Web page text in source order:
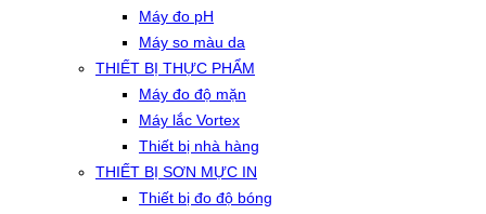
Máy đo pH
Máy so màu da
THIẾT BỊ THỰC PHẨM
Máy đo độ mặn
Máy lắc Vortex
Thiết bị nhà hàng
THIẾT BỊ SƠN MỰC IN
Thiết bị đo độ bóng